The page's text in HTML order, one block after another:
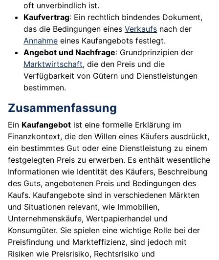
oft unverbindlich ist.
Kaufvertrag: Ein rechtlich bindendes Dokument,
das die Bedingungen eines Verkaufs nach der
Annahme eines Kaufangebots festlegt.
Angebot und Nachfrage: Grundprinzipien der
Marktwirtschaft, die den Preis und die
Verfügbarkeit von Gütern und Dienstleistungen
bestimmen.
Zusammenfassung
Ein Kaufangebot ist eine formelle Erklärung im
Finanzkontext, die den Willen eines Käufers ausdrückt,
ein bestimmtes Gut oder eine Dienstleistung zu einem
festgelegten Preis zu erwerben. Es enthält wesentliche
Informationen wie Identität des Käufers, Beschreibung
des Guts, angebotenen Preis und Bedingungen des
Kaufs. Kaufangebote sind in verschiedenen Märkten
und Situationen relevant, wie Immobilien,
Unternehmenskäufe, Wertpapierhandel und
Konsumgüter. Sie spielen eine wichtige Rolle bei der
Preisfindung und Markteffizienz, sind jedoch mit
Risiken wie Preisrisiko, Rechtsrisiko und